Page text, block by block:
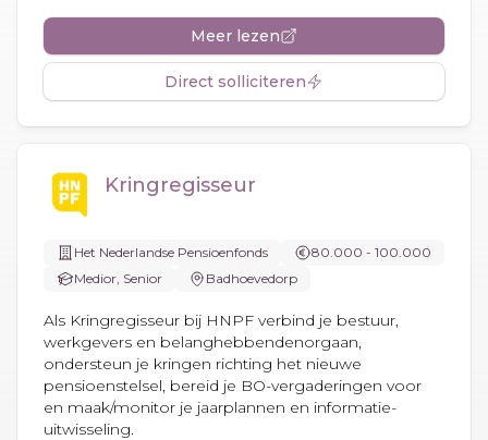
Meer lezen
Direct solliciteren
Kringregisseur
Het Nederlandse Pensioenfonds
80.000 - 100.000
Medior, Senior
Badhoevedorp
Als Kringregisseur bij HNPF verbind je bestuur,
werkgevers en belanghebbendenorgaan,
ondersteun je kringen richting het nieuwe
pensioenstelsel, bereid je BO-vergaderingen voor
en maak/monitor je jaarplannen en informatie-
uitwisseling.